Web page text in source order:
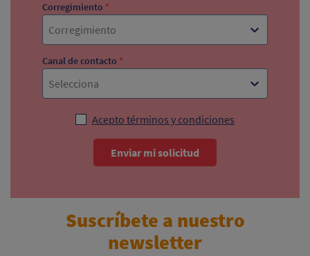
Corregimiento *
Corregimiento
Canal de contacto *
Selecciona
Acepto términos y condiciones
Enviar mi solicitud
Suscríbete a nuestro
newsletter